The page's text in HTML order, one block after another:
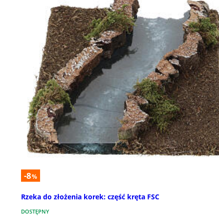
-8%
Rzeka do złożenia korek: część kręta FSC
DOSTĘPNY